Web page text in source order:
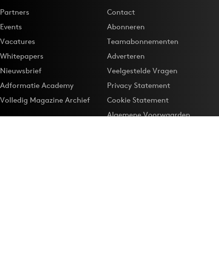
Partners
Events
Vacatures
Whitepapers
Nieuwsbrief
Adformatie Academy
Volledig Magazine Archief
Contact
Abonneren
Teamabonnementen
Adverteren
Veelgestelde Vragen
Privacy Statement
Cookie Statement
Algemene Voorwaarden